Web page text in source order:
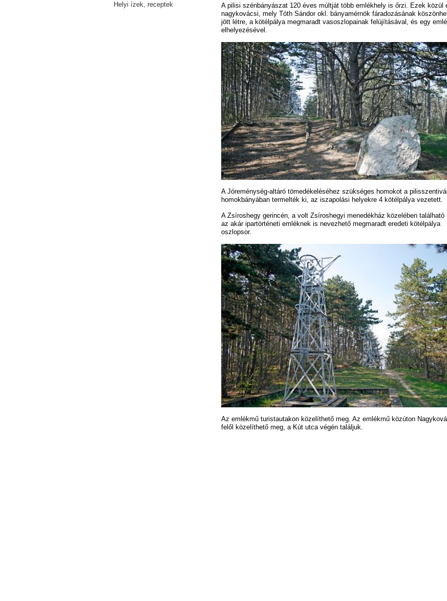
Helyi ízek, receptek
A pilisi szénbányászat 120 éves múltját több emlékhely is őrzi. Ezek közül
nagykovácsi, mely Tóth Sándor okl. bányamérnök fáradozásának
jött létre, a kötélpálya megmaradt vasoszlopainak felújításával, és egy
elhelyezésével.
A Jóreménység-altáró tömedékeléséhez szükséges homokot a
homokbányában termelték ki, az iszapolási helyekre 4 kötélpálya vezetett.
A Zsíroshegy gerincén, a volt Zsíroshegyi menedékház közelében található
az akár ipartörténeti emléknek is nevezhető megmaradt eredeti kötélpálya
oszlopsor.
Az emlékmű turistautakon közelíthető meg. Az emlékmű közúton
felől közelíthető meg, a Kút utca végén találjuk.